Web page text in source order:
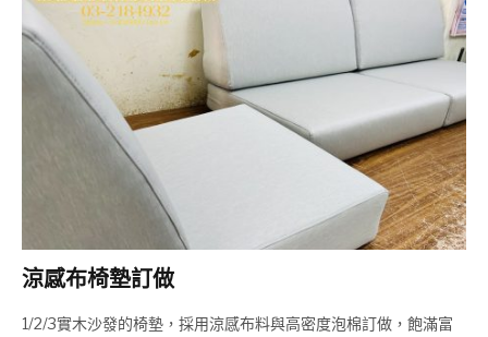
涼感布椅墊訂做
1/2/3實木沙發的椅墊，採用涼感布料與高密度泡棉訂做，飽滿富